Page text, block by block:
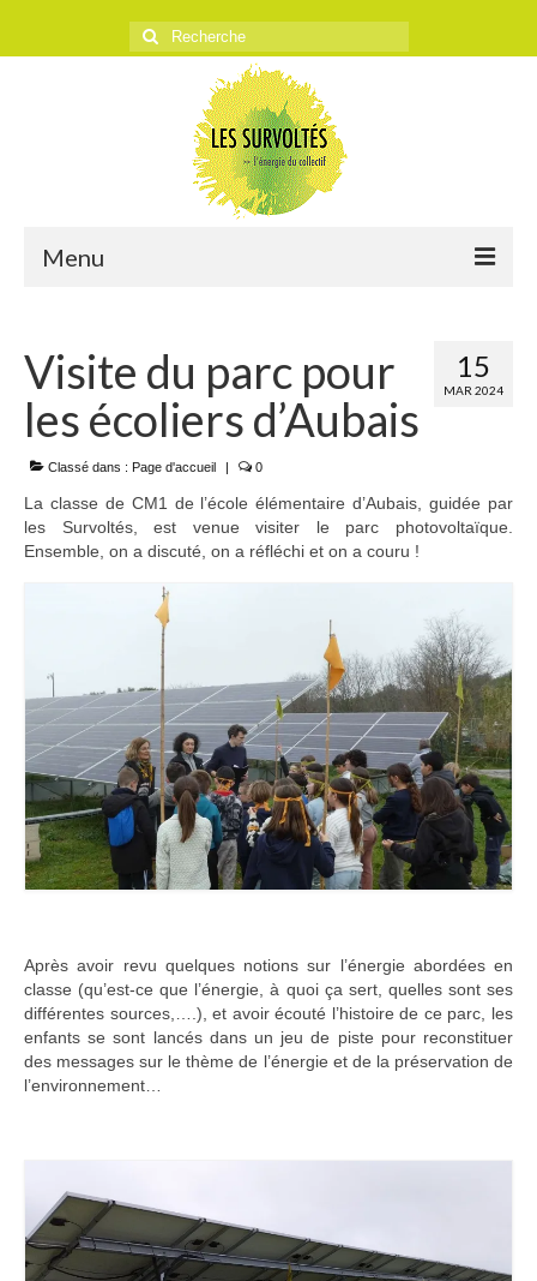
Rechercher
:
Menu
L’ASSOCIATION
Historique
Objectifs
Presse
LE WATT CITOYEN
Parc Photovoltaïque
Structure juridique
Les lettres aux sociétaires
Inauguration du parc
THEMATIQUES
Energie
Déchets
ASTRONOMIE
ARCHIVES
15
MAR 2024
Visite du parc pour
les écoliers d’Aubais
Classé dans : Page d'accueil | 0
La classe de CM1 de l’école élémentaire d’Aubais, guidée par
les Survoltés, est venue visiter le parc photovoltaïque.
Ensemble, on a discuté, on a réfléchi et on a couru !
Après avoir revu quelques notions sur l’énergie abordées en
classe (qu’est-ce que l’énergie, à quoi ça sert, quelles sont ses
différentes sources,….), et avoir écouté l’histoire de ce parc, les
enfants se sont lancés dans un jeu de piste pour reconstituer
des messages sur le thème de l’énergie et de la préservation de
l’environnement…